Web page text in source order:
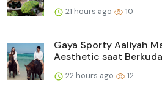
21 hours ago 10
Gaya Sporty Aaliyah
Aesthetic saat Berkuda
22 hours ago 12